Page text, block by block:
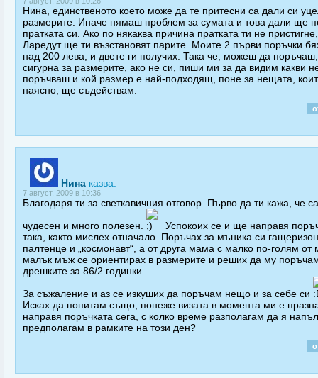
Нина, единственото което може да те притесни са дали си
размерите. Иначе нямаш проблем за сумата и това дали ще
пратката си. Ако по някаква причина пратката ти не пристигне,
Ларедут ще ти възстановят парите. Моите 2 първи поръчки
над 200 лева, и двете ги получих. Така че, можеш да
сигурна за размерите, ако не си, пиши ми за да видим какви
поръчваш и кой размер е най-подходящ, поне за нещата,
наясно, ще съдействам.
Нина казва:
7 август, 2009 в 10:36
Благодаря ти за светкавичния отговор. Първо да ти кажа, че
чудесен и много полезен.
Успокоих се и ще направя
така, както мислех отначало. Поръчах за мъника си
палтенце и „космонавт“, а от друга мама с малко по-голям от
малък мъж се ориентирах в размерите и реших да му
дрешките за 86/2 годинки.
За съжаление и аз се изкуших да поръчам нещо и за себе си
Исках да попитам също, понеже визата в момента ми е
направя поръчката сега, с колко време разполагам да я
предполагам в рамките на този ден?